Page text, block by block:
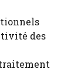
des